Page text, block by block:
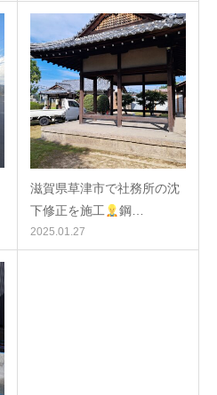
滋賀県草津市で社務所の沈
下修正を施工
鋼…
2025.01.27